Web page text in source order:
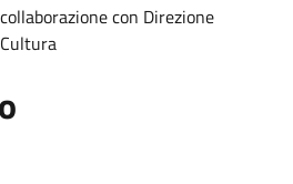
con Direzione